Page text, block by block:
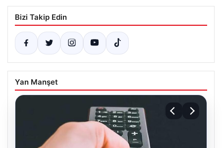
Bizi Takip Edin
Yan Manşet